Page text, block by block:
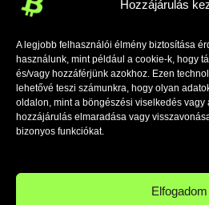
Hozzájárulás
A legjobb felhasználói élmény biztosítása
használunk, mint például a cookie-k, hogy
és/vagy hozzáférjünk azokhoz. Ezen
lehetővé teszi számunkra, hogy olyan
oldalon, mint a böngészési viselkedés vagy
hozzájárulás elmaradása vagy
bizonyos funkciókat.
Elfogadom
statisztikai célra)
Adatkezelés célja:
Kapcsolattartás, érdeklődések
Jelentkezések fogadása